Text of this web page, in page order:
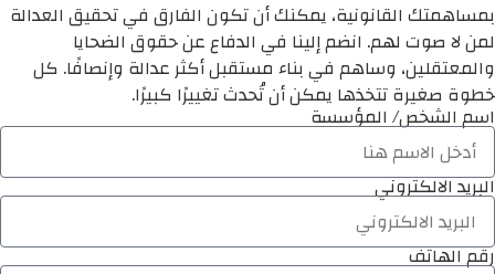
بمساهمتك القانونية، يمكنك أن تكون الفارق في تحقيق العدالة
لمن لا صوت لهم. انضم إلينا في الدفاع عن حقوق الضحايا
والمعتقلين، وساهم في بناء مستقبل أكثر عدالة وإنصافًا. كل
خطوة صغيرة تتخذها يمكن أن تُحدث تغييرًا كبيرًا.
اسم الشخص/ المؤسسة
البريد الالكتروني
رقم الهاتف